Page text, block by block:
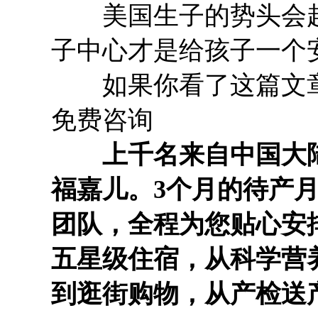
美国生子的势头会
子中心才是给孩子一个
如果你看了这篇文
免费咨询
上千名来自中国大
福嘉儿。3个月的待产
团队，全程为您贴心
五星级住宿，从科学营
到逛街购物，从产检送